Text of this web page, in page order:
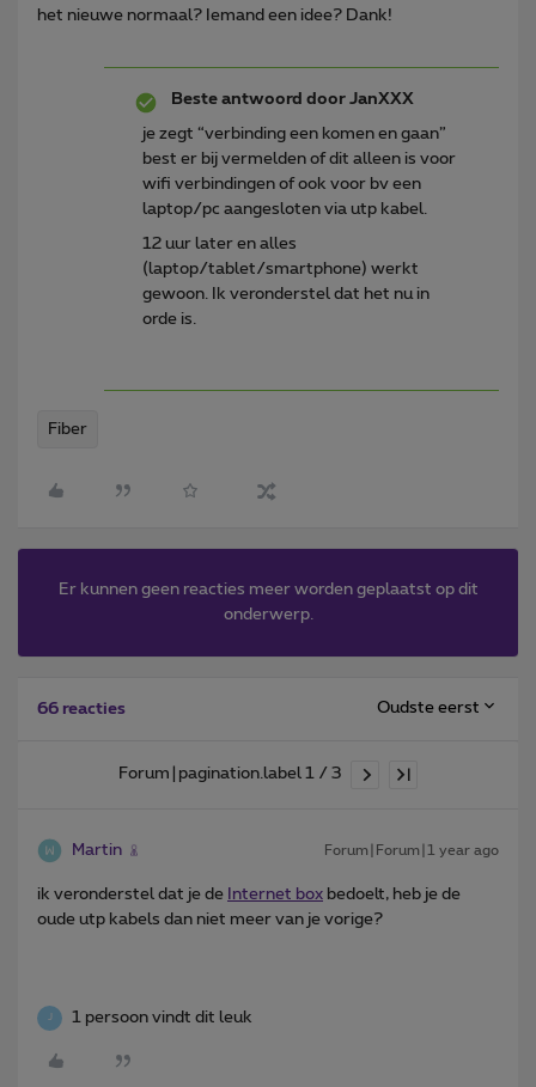
het nieuwe normaal? Iemand een idee? Dank!
Beste antwoord door JanXXX
je zegt “verbinding een komen en gaan”
best er bij vermelden of dit alleen is voor
wifi verbindingen of ook voor bv een
laptop/pc aangesloten via utp kabel.
12 uur later en alles
(laptop/tablet/smartphone) werkt
gewoon. Ik veronderstel dat het nu in
orde is.
Fiber
Er kunnen geen reacties meer worden geplaatst op dit
onderwerp.
66 reacties Oudste eerst
Forum|pagination.label 1 / 3
Martin Forum|Forum|1 year ago
ik veronderstel dat je de Internet box bedoelt, heb je de
oude utp kabels dan niet meer van je vorige?
J 1 persoon vindt dit leuk